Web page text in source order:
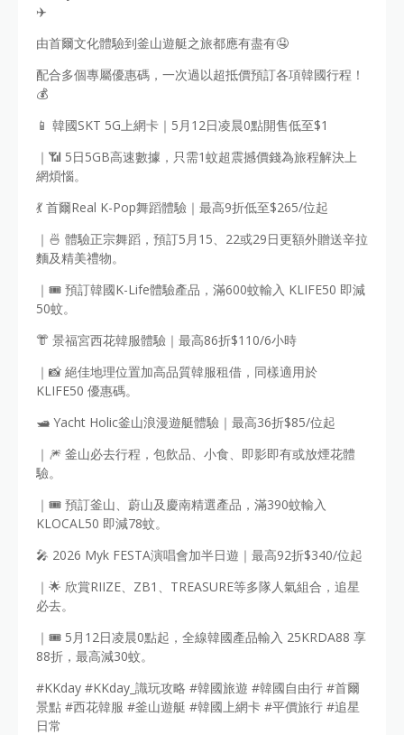
✈️
由首爾文化體驗到釜山遊艇之旅都應有盡有🤤
配合多個專屬優惠碼，一次過以超抵價預訂各項韓國行程！
💰
📱 韓國SKT 5G上網卡｜5月12日凌晨0點開售低至$1
｜📶 5日5GB高速數據，只需1蚊超震撼價錢為旅程解決上
網煩惱。
💃 首爾Real K-Pop舞蹈體驗｜最高9折低至$265/位起
｜🍜 體驗正宗舞蹈，預訂5月15、22或29日更額外贈送辛拉
麵及精美禮物。
｜🎟️ 預訂韓國K-Life體驗產品，滿600蚊輸入 KLIFE50 即減
50蚊。
👘 景福宮西花韓服體驗｜最高86折$110/6小時
｜📸 絕佳地理位置加高品質韓服租借，同樣適用於
KLIFE50 優惠碼。
🛥️ Yacht Holic釜山浪漫遊艇體驗｜最高36折$85/位起
｜🎆 釜山必去行程，包飲品、小食、即影即有或放煙花體
驗。
｜🎟️ 預訂釜山、蔚山及慶南精選產品，滿390蚊輸入
KLOCAL50 即減78蚊。
🎤 2026 Myk FESTA演唱會加半日遊｜最高92折$340/位起
｜🌟 欣賞RIIZE、ZB1、TREASURE等多隊人氣組合，追星
必去。
｜🎟️ 5月12日凌晨0點起，全線韓國產品輸入 25KRDA88 享
88折，最高減30蚊。
#KKday #KKday_識玩攻略 #韓國旅遊 #韓國自由行 #首爾
景點 #西花韓服 #釜山遊艇 #韓國上網卡 #平價旅行 #追星
日常